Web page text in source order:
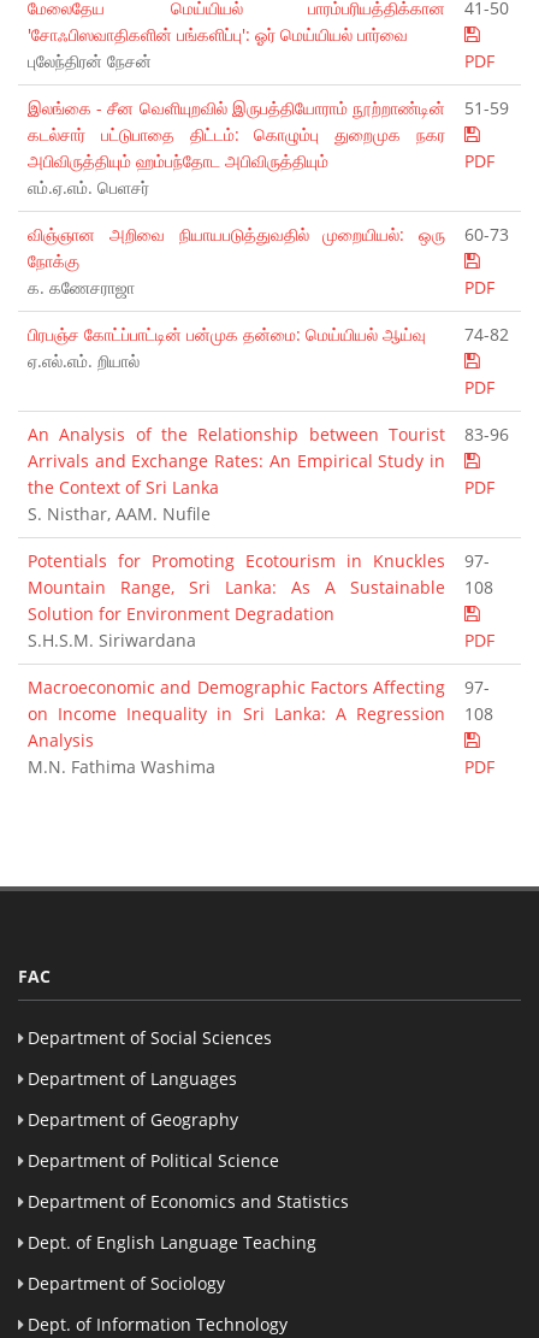
மேலைதேய மெய்யியல் பாரம்பரியத்திக்கான
'சோஃபிஸவாதிகளின் பங்களிப்பு': ஓர் மெய்யியல் பார்வை
புலேந்திரன் நேசன்
41-50
PDF
இலங்கை - சீன வெளியுறவில் இருபத்தியோராம் நூற்றாண்டின்
கடல்சார் பட்டுபாதை திட்டம்: கொழும்பு துறைமுக நகர
அபிவிருத்தியும் ஹம்பந்தோட அபிவிருத்தியும்
எம்.ஏ.எம். பெளசர்
51-59
PDF
விஞ்ஞான அறிவை நியாயபடுத்துவதில் முறையியல்: ஒரு
நோக்கு
க. கணேசராஜா
60-73
PDF
பிரபஞ்ச கோட்ப்பாட்டின் பன்முக தன்மை: மெய்யியல் ஆய்வு
ஏ.எல்.எம். றியால்
74-82
PDF
An Analysis of the Relationship between Tourist
Arrivals and Exchange Rates: An Empirical Study in
the Context of Sri Lanka
S. Nisthar, AAM. Nufile
83-96
PDF
Potentials for Promoting Ecotourism in Knuckles
Mountain Range, Sri Lanka: As A Sustainable
Solution for Environment Degradation
S.H.S.M. Siriwardana
97-
108
PDF
Macroeconomic and Demographic Factors Affecting
on Income Inequality in Sri Lanka: A Regression
Analysis
M.N. Fathima Washima
97-
108
PDF
FAC
Department of Social Sciences
Department of Languages
Department of Geography
Department of Political Science
Department of Economics and Statistics
Dept. of English Language Teaching
Department of Sociology
Dept. of Information Technology